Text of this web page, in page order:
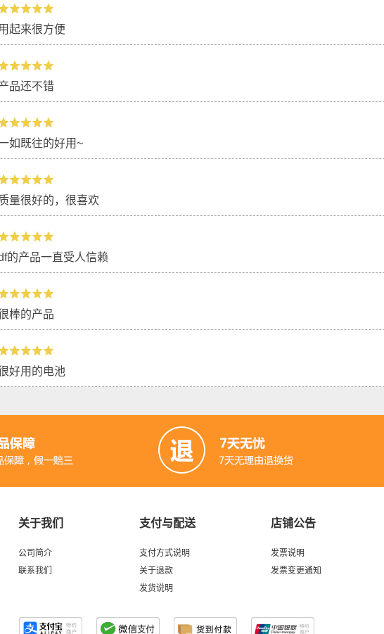
】
用TF03做一个越界报警装置
气象站方案B计划
用UART MP3语音模块
用3D手势传感器制作一个蘑菇灯
起来很方便
品还不错
如既往的好用~
量很好的，很喜欢
的产品一直受人信赖
棒的产品
好用的电池
关于我们
公司简介
联系我们
支付与配送
支付方式说明
关于退款
发货说明
店铺公告
发票说明
发票变更通知